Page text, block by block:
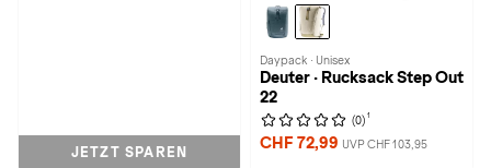
JETZT SPAREN
Daypack · Unisex
Deuter · Rucksack Step Out
22
(0) 1
CHF 72,99 UVP CHF 103,95